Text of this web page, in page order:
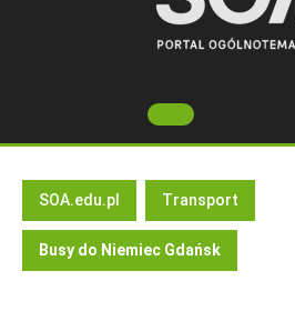
Open
Button
SOA.edu.pl Transport
Busy do Niemiec Gdańsk